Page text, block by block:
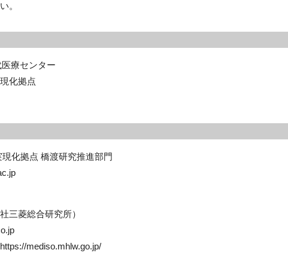
。
療センター
化拠点
化拠点 橋渡研究推進部門
三菱総合研究所）
mediso.mhlw.go.jp/